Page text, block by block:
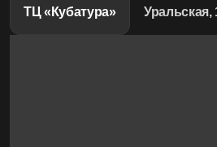
ТЦ «Кубатура» Уральская,